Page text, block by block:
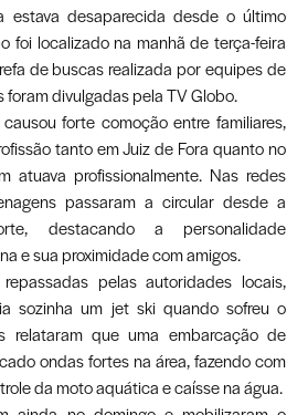
estava desaparecida desde o último
foi localizado na manhã de terça-feira
de buscas realizada por equipes de
foram divulgadas pela TV Globo.
forte comoção entre familiares,
tanto em Juiz de Fora quanto no
atuava profissionalmente. Nas redes
passaram a circular desde a
destacando a personalidade
e sua proximidade com amigos.
pelas autoridades locais,
sozinha um jet ski quando sofreu o
relataram que uma embarcação de
ondas fortes na área, fazendo com
da moto aquática e caísse na água.